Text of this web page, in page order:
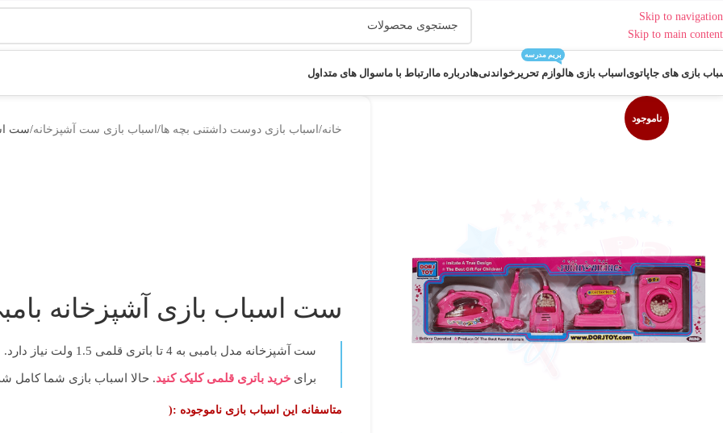
Skip to navigation
Skip to main content
بازی های جاپاتویاسباب بازی هالوازم تحریر
بریم مدرسه
خواندنی‌هادرباره ماارتباط با ماسوال های متداول
ناموجود
خانه اسباب بازی دوست داشتنی بچه ها اسباب بازی ست آشپزخانه ست
ست اسباب بازی آشپزخانه بامبی 4
ست آشپزخانه مدل بامبی به 4 تا باتری قلمی 1.5 ولت نیاز دارد.
برای خرید باتری قلمی کلیک کنید. حالا اسباب بازی شما کامل‌
متاسفانه این اسباب بازی ناموجوده :(